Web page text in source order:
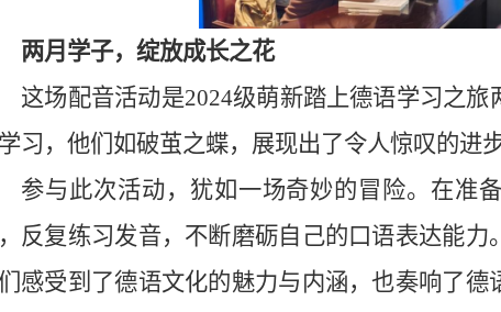
两月学子，绽放成长之花
这场配音活动是2024级萌新踏上德语学习之旅
习，他们如破茧之蝶，展现出了令人惊叹的进步
参与此次活动，犹如一场奇妙的冒险。在准
反复练习发音，不断磨砺自己的口语表达能力
感受到了德语文化的魅力与内涵，也奏响了